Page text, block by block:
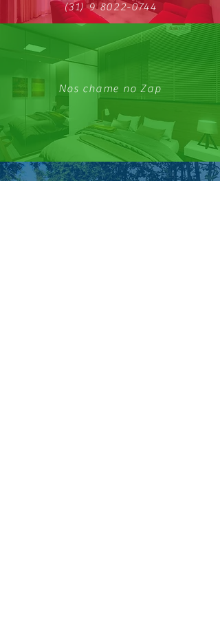
(31) 9 8022-0744
Nos chame no Zap